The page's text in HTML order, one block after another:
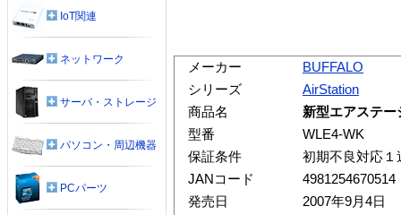
メーカー
BUFFALO
シリーズ
AirStation
商品名
新型エアステ
型番
WLE4-WK
保証条件
初期不良対応１
JANコード
4981254670514
発売日
2007年9月4日
IoT関連
ネットワーク
サーバ・ストレージ
パソコン・周辺機器
PCパーツ